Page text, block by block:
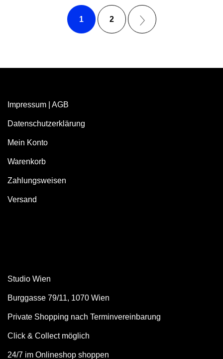
1 2
Impressum AGB
Datenschutzerklärung
Mein Konto
Warenkorb
Zahlungsweisen
Versand
Studio Wien
Burggasse 79/11, 1070 Wien
Private Shopping nach Terminvereinbarung
Click & Collect möglich
24/7 im Onlineshop shoppen